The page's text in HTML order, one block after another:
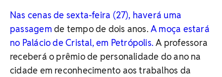
Nas cenas de sexta-feira (27), haverá uma
passagem de tempo de dois anos.A moça estará
no Palácio de Cristal, em Petrópolis. A professora
receberá o prêmio de personalidade do ano na
cidade em reconhecimento aos trabalhos da